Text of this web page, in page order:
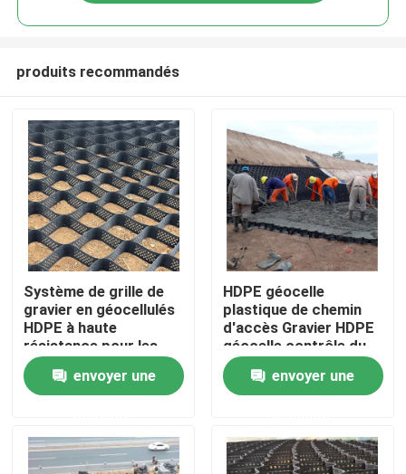
Aperçu
Vidéos
produits recommandés
Système de grille de
gravier en géocellulés
HDPE à haute
résistance pour les
allées, la stabilisation
du sol, la protection
des pentes et le
murs de soutènement
envoyer une
HDPE géocelle
plastique de chemin
d'accès Gravier HDPE
géocelle contrôle du
sol dans la route pour
le renforcement de la
route Protection de la
l'érosion Gravier
autoroute
envoyer une